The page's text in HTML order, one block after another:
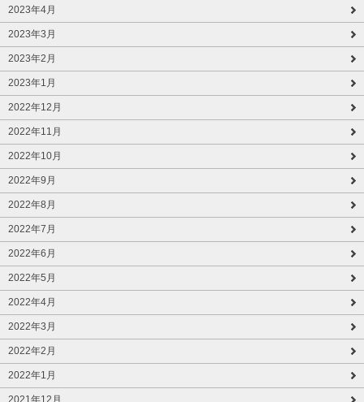
2023年4月
2023年3月
2023年2月
2023年1月
2022年12月
2022年11月
2022年10月
2022年9月
2022年8月
2022年7月
2022年6月
2022年5月
2022年4月
2022年3月
2022年2月
2022年1月
2021年12月